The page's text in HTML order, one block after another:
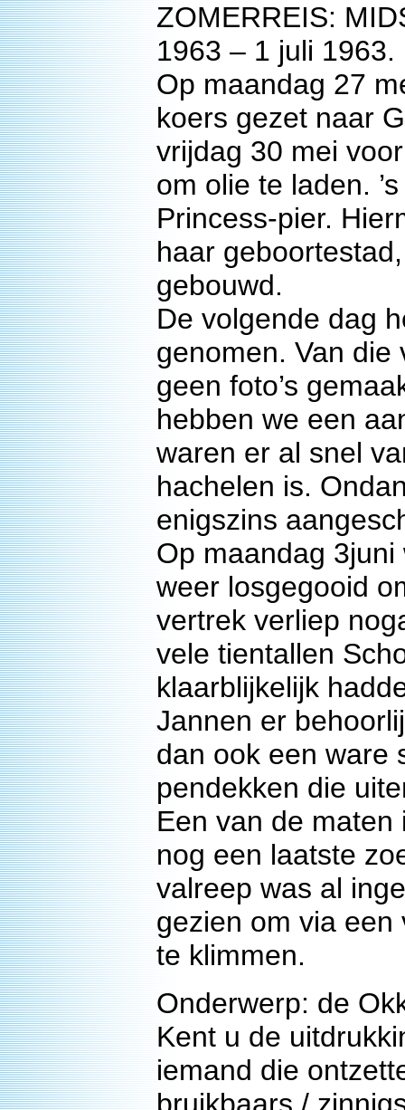
ZOMERREIS:
1963 – 1 juli 1963.
Op maandag 27
koers gezet naar
vrijdag 30 mei
om olie te laden.
Princess-pier.
haar
gebouwd.
De volgende dag
genomen. Van die
geen foto’s
hebben we een
waren er al snel
hachelen is.
enigszins
Op maandag
weer losgegooid
vertrek verliep
vele tientallen
klaarblijkelijk
Jannen er
dan ook een ware
pendekken die
Een van de
nog een laatste
valreep was al
gezien om via
te klimmen.
Onderwerp: de
Kent u de
iemand die